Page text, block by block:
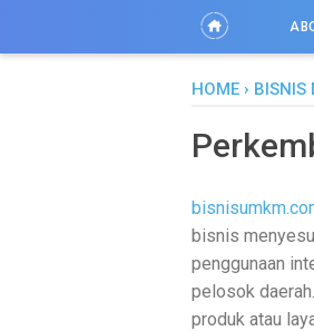
HOME › BISNIS
bisnis
penggunaan
pelosok
produk atau